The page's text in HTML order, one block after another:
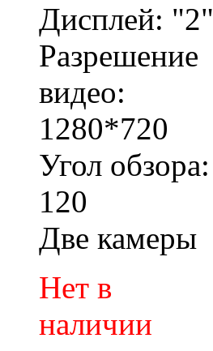
Дисплей: "2"
Разрешение
видео:
1280*720
Угол обзора:
120
Две камеры
Нет в
наличии